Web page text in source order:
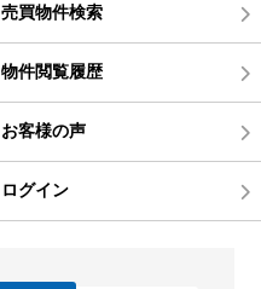
売買物件検索
物件閲覧履歴
お客様の声
ログイン